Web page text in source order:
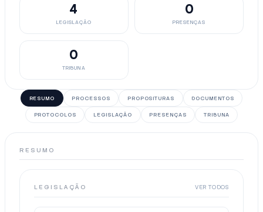
4
LEGISLAÇÃO
0
PRESENÇAS
0
TRIBUNA
RESUMO PROCESSOS PROPOSITURAS DOCUMENTOS
PROTOCOLOS LEGISLAÇÃO PRESENÇAS TRIBUNA
RESUMO
LEGISLAÇÃO VER TODOS